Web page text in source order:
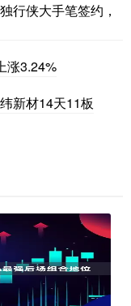
行侠大手笔签约，
涨3.24%
新材14天11板